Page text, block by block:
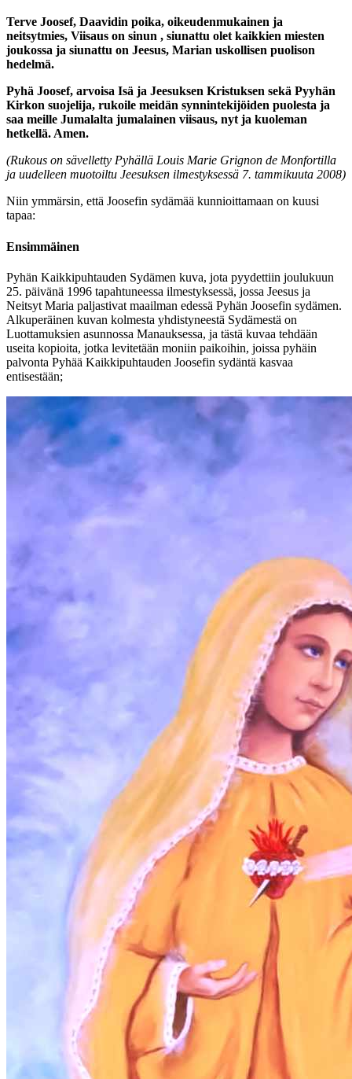
Terve Joosef, Daavidin poika, oikeudenmukainen ja
neitsytmies, Viisaus on sinun , siunattu olet kaikkien miesten
joukossa ja siunattu on Jeesus, Marian uskollisen puolison
hedelmä.
Pyhä Joosef, arvoisa Isä ja Jeesuksen Kristuksen sekä Pyyhän
Kirkon suojelija, rukoile meidän synnintekijöiden puolesta ja
saa meille Jumalalta jumalainen viisaus, nyt ja kuoleman
hetkellä. Amen.
(Rukous on sävelletty Pyhällä Louis Marie Grignon de Monfortilla
ja uudelleen muotoiltu Jeesuksen ilmestyksessä 7. tammikuuta 2008)
Niin ymmärsin, että Joosefin sydämää kunnioittamaan on kuusi
tapaa:
Ensimmäinen
Pyhän Kaikkipuhtauden Sydämen kuva, jota pyydettiin joulukuun
25. päivänä 1996 tapahtuneessa ilmestyksessä, jossa Jeesus ja
Neitsyt Maria paljastivat maailman edessä Pyhän Joosefin sydämen.
Alkuperäinen kuvan kolmesta yhdistyneestä Sydämestä on
Luottamuksien asunnossa Manauksessa, ja tästä kuvaa tehdään
useita kopioita, jotka levitetään moniin paikoihin, joissa pyhäin
palvonta Pyhää Kaikkipuhtauden Joosefin sydäntä kasvaa
entisestään;